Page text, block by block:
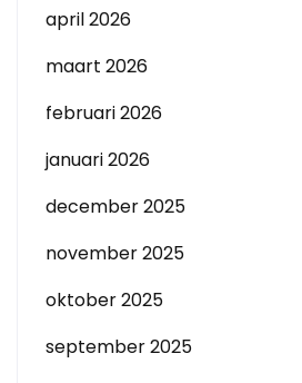
april 2026
maart 2026
februari 2026
januari 2026
december 2025
november 2025
oktober 2025
september 2025